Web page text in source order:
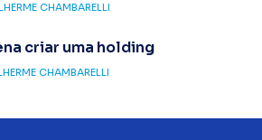
CHAMBARELLI
criar uma holding
CHAMBARELLI